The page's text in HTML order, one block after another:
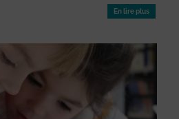
En lire plus